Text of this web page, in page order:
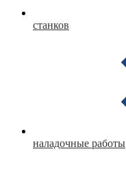
станков
наладочные работы